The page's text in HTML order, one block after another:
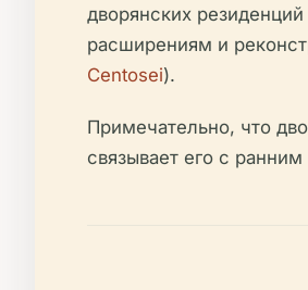
дворянских
расширениям и
Centosei).
Примечательно, что
связывает его с